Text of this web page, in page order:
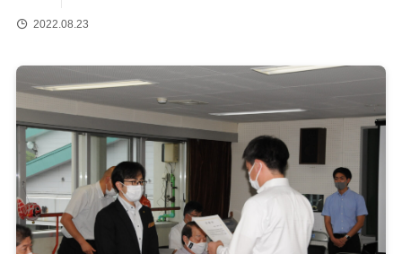
2022.08.23